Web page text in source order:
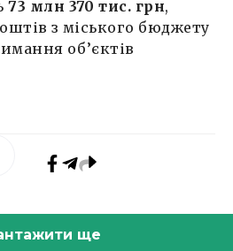
73 млн 370 тис. грн,
з міського бюджету
об’єктів
ще